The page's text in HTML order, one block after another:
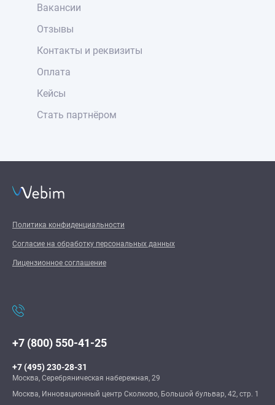
Вакансии
Отзывы
Контакты и реквизиты
Оплата
Кейсы
Стать партнёром
Политика конфиденциальности
Согласие на обработку персональных данных
Лицензионное соглашение
+7 (800) 550-41-25
+7 (495) 230-28-31
Москва, Серебряническая набережная, 29
Москва, Инновационный центр Сколково, Большой бульвар, 42, стр. 1